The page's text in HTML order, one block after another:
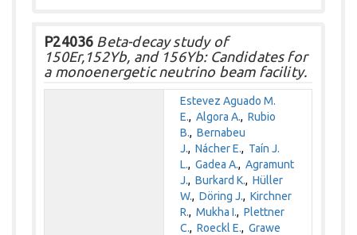
P24036 Beta-decay study of
150Er,152Yb, and 156Yb: Candidates for
a monoenergetic neutrino beam facility.
Estevez Aguado M.
E.,Algora A.,Rubio
B.,Bernabeu
J.,Nácher E., Taín J.
L.,Gadea A.,Agramunt
J.,Burkard K.,Hüller
W.,Döring J.,Kirchner
R.,Mukha I.,Plettner
C.,Roeckl E.,Grawe